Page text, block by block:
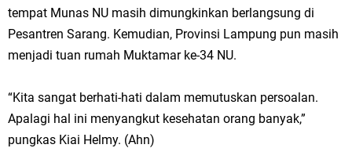
tempat Munas NU masih dimungkinkan berlangsung di
Pesantren Sarang. Kemudian, Provinsi Lampung pun masih
menjadi tuan rumah Muktamar ke-34 NU.
“Kita sangat berhati-hati dalam memutuskan persoalan.
Apalagi hal ini menyangkut kesehatan orang banyak,”
pungkas Kiai Helmy. (Ahn)